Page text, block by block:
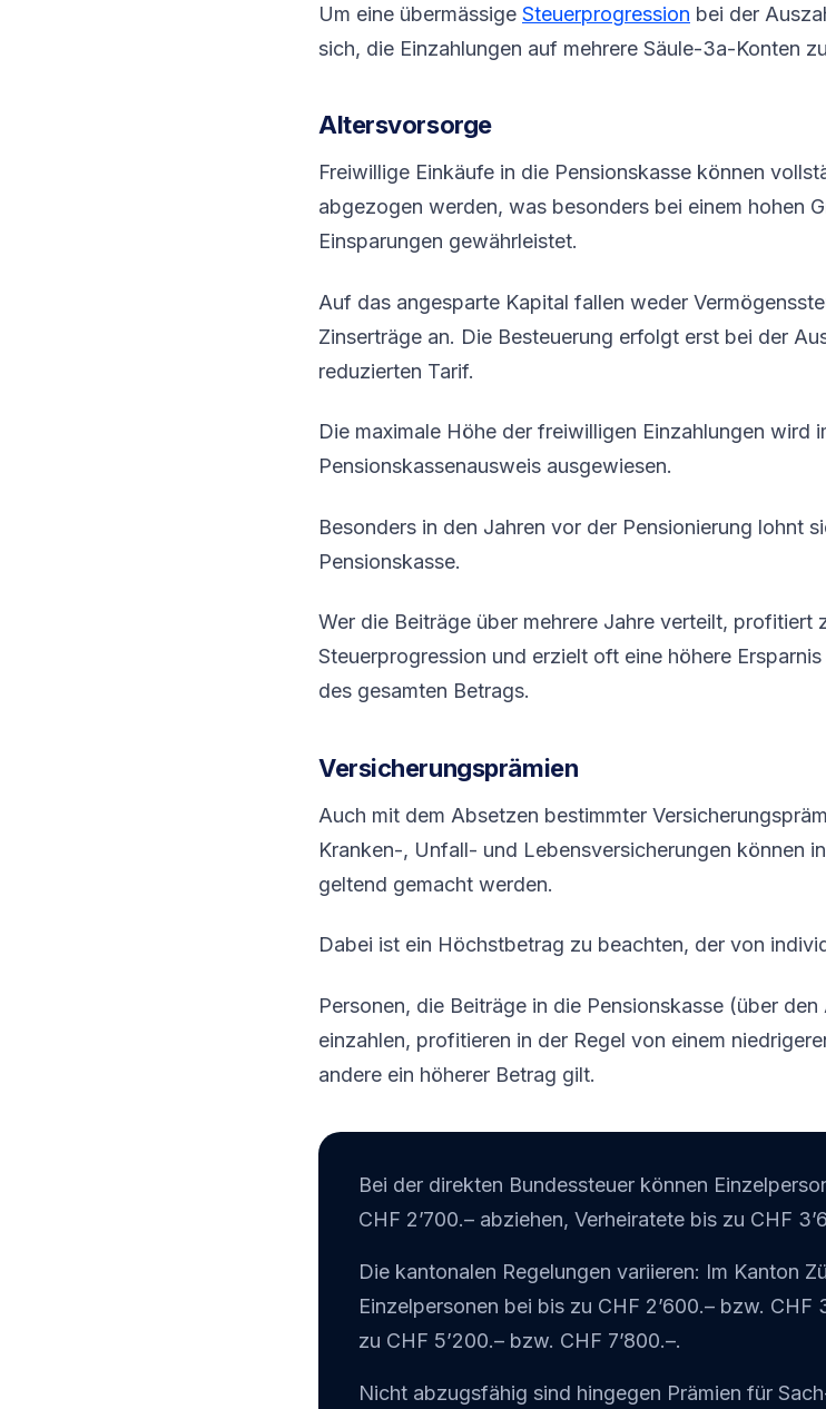
Um eine übermässige Steuerprogression bei der
sich, die Einzahlungen auf mehrere Säule-3a-Konten
Altersvorsorge
Freiwillige Einkäufe in die Pensionskasse können
abgezogen werden, was besonders bei einem hohen
Einsparungen gewährleistet.
Auf das angesparte Kapital fallen weder
Zinserträge an. Die Besteuerung erfolgt erst bei der
reduzierten Tarif.
Die maximale Höhe der freiwilligen Einzahlungen wird
Pensionskassenausweis ausgewiesen.
Besonders in den Jahren vor der Pensionierung lohnt
Pensionskasse.
Wer die Beiträge über mehrere Jahre verteilt, profitiert
Steuerprogression und erzielt oft eine höhere
des gesamten Betrags.
Versicherungsprämien
Auch mit dem Absetzen bestimmter
Kranken-, Unfall- und Lebensversicherungen können
geltend gemacht werden.
Dabei ist ein Höchstbetrag zu beachten, der von
Personen, die Beiträge in die Pensionskasse (über
einzahlen, profitieren in der Regel von einem
andere ein höherer Betrag gilt.
Bei der direkten Bundessteuer können
CHF 2’700.– abziehen, Verheiratete bis zu CHF
Die kantonalen Regelungen variieren: Im Kanton
Einzelpersonen bei bis zu CHF 2’600.– bzw. CHF
zu CHF 5’200.– bzw. CHF 7’800.–.
Nicht abzugsfähig sind hingegen Prämien für